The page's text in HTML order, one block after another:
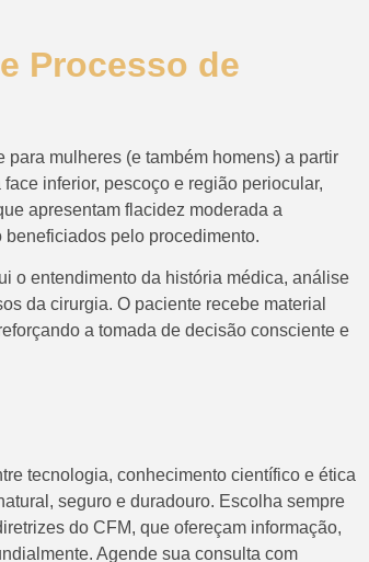
Processo de
mulheres (e também homens) a partir
inferior, pescoço e região periocular,
apresentam flacidez moderada a
pelo procedimento.
o entendimento da história médica, análise
da cirurgia. O paciente recebe material
a tomada de decisão consciente e
tecnologia, conhecimento científico e ética
seguro e duradouro. Escolha sempre
do CFM, que ofereçam informação,
Agende sua consulta com